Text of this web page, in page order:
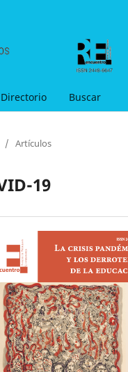
Directorio Buscar
/ Artículos
19